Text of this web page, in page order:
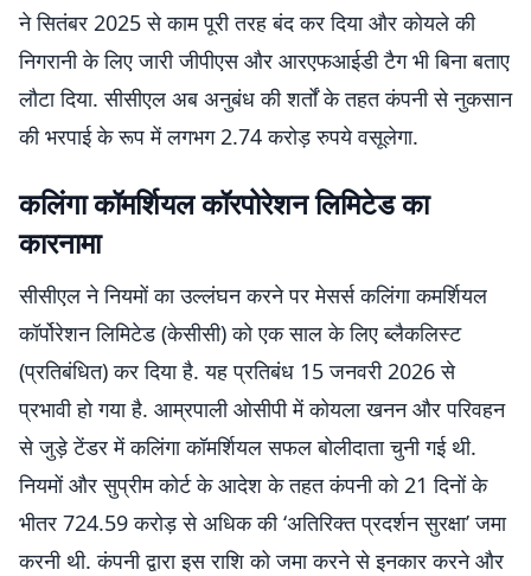
ने सितंबर 2025 से काम पूरी तरह बंद कर दिया और कोयले की
निगरानी के लिए जारी जीपीएस और आरएफआईडी टैग भी बिना बताए
लौटा दिया. सीसीएल अब अनुबंध की शर्तों के तहत कंपनी से नुकसान
की भरपाई के रूप में लगभग 2.74 करोड़ रुपये वसूलेगा.
कलिंगा कॉमर्शियल कॉरपोरेशन लिमिटेड का
कारनामा
सीसीएल ने नियमों का उल्लंघन करने पर मेसर्स कलिंगा कमर्शियल
कॉर्पोरेशन लिमिटेड (केसीसी) को एक साल के लिए ब्लैकलिस्ट
(प्रतिबंधित) कर दिया है. यह प्रतिबंध 15 जनवरी 2026 से
प्रभावी हो गया है. आम्रपाली ओसीपी में कोयला खनन और परिवहन
से जुड़े टेंडर में कलिंगा कॉमर्शियल सफल बोलीदाता चुनी गई थी.
नियमों और सुप्रीम कोर्ट के आदेश के तहत कंपनी को 21 दिनों के
भीतर 724.59 करोड़ से अधिक की ‘अतिरिक्त प्रदर्शन सुरक्षा’ जमा
करनी थी. कंपनी द्वारा इस राशि को जमा करने से इनकार करने और